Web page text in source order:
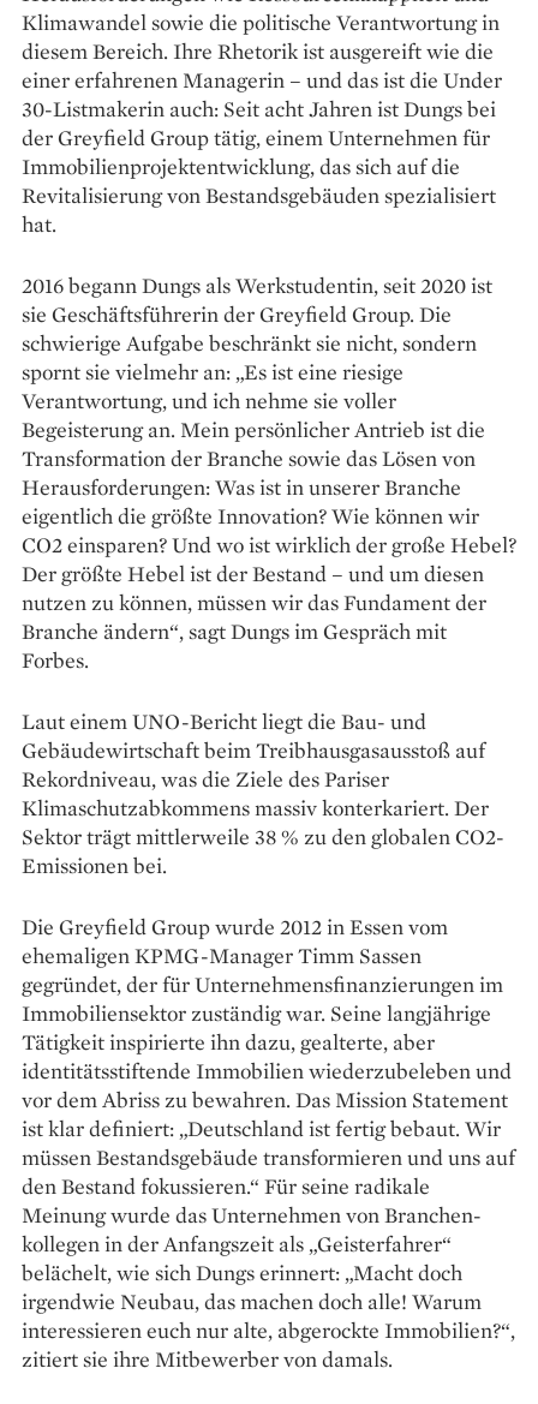
Klimawandel sowie die politische Ver­antwortung in
diesem Bereich. Ihre Rhetorik ist ausgereift wie die
einer erfahrenen Managerin – und das ist die Under
30-Listmakerin auch: Seit acht Jahren ist Dungs bei
der Grey­field Group tätig, einem Unter­nehmen für
Immobilienprojekt­entwicklung, das sich auf die
Revitalisierung von Bestands­gebäuden spezialisiert
hat.
2016 begann Dungs als ­Werk­studentin, seit 2020 ist
sie Geschäfts­führerin der Greyfield Group. Die
schwierige Aufgabe beschränkt sie nicht, sondern
spornt sie vielmehr an: „Es ist eine riesige
Verantwortung, und ich nehme sie voller
Begeisterung an. Mein ­persönlicher Antrieb ist die
Transformation der Branche sowie das Lösen von
Herausforderungen: Was ist in unserer Branche
eigentlich die größte Innovation? Wie können wir
CO2 einsparen? Und wo ist wirklich der große Hebel?
Der größte Hebel ist der Bestand – und um diesen
nutzen zu können, müssen wir das Fundament der
Branche ändern“, sagt Dungs im Gespräch mit
Forbes.
Laut einem UNO-Bericht liegt die Bau- und
Gebäudewirtschaft beim Treibhausgasausstoß auf
Rekordniveau, was die Ziele des Pariser
Klimaschutz­abkommens massiv konterkariert. Der
Sektor trägt mittlerweile 38 % zu den ­globalen CO2-
Emissionen bei.
Die Greyfield Group wurde 2012 in Essen vom
ehemaligen KPMG-Manager Timm Sassen
gegründet, der für Unternehmens­finanzierungen im
Immobilien­sektor zuständig war. Seine lang­jährige
Tätigkeit inspirierte ihn dazu, gealterte, aber
identitäts­stiftende Immobilien wiederzu­beleben und
vor dem Abriss zu bewahren. Das Mission Statement
ist klar definiert: „Deutschland ist fertig bebaut. Wir
müssen Bestandsgebäude transformieren und uns auf
den Bestand fokussieren.“ Für seine radikale
Meinung wurde das Unternehmen von Branchen­
kollegen in der Anfangszeit als „Geisterfahrer“
belächelt, wie sich Dungs erinnert: „Macht doch
irgendwie Neubau, das machen doch alle! Warum
interessieren euch nur alte, abgerockte Immobilien?“,
zitiert sie ihre Mitbewerber von damals.